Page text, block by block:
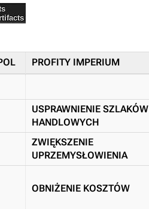
PROFITY IMPERIUM
USPRAWNIENIE SZLAKÓW
HANDLOWYCH
ZWIĘKSZENIE
UPRZEMYSŁOWIENIA
OBNIŻENIE KOSZTÓW